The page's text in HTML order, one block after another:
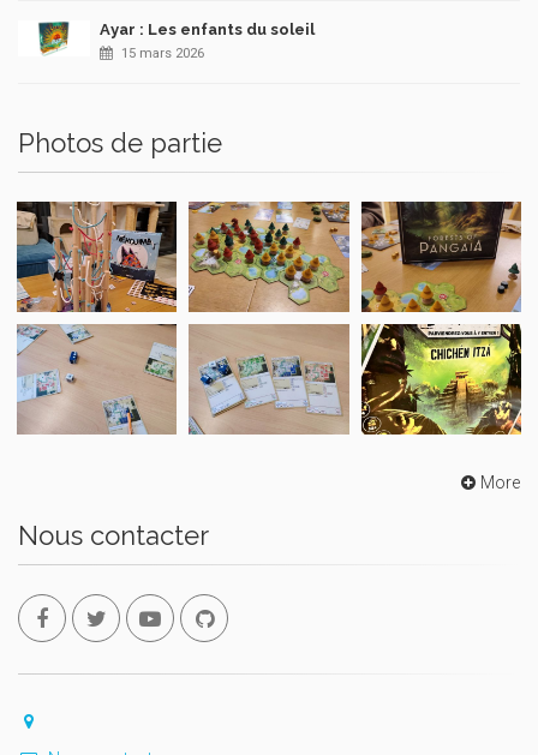
Ayar : Les enfants du soleil
15 mars 2026
Photos de partie
More
Nous contacter